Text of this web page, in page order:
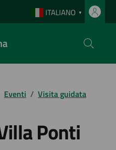
ITALIANO ▼
Eventi / Visita guidata
Ponti